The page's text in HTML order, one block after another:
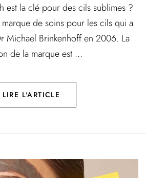
est la clé pour des cils sublimes ?
marque de soins pour les cils qui a
Michael Brinkenhoff en 2006. La
de la marque est ...
LIRE L'ARTICLE